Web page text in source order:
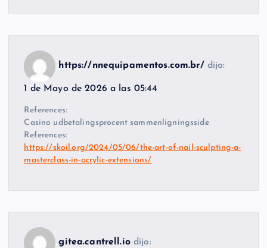
https://nnequipamentos.com.br/ dijo:
1 de Mayo de 2026 a las 05:44
References:
Casino udbetalingsprocent sammenligningsside
References:
https://skoil.org/2024/05/06/the-art-of-nail-sculpting-a-
masterclass-in-acrylic-extensions/
gitea.cantrell.io dijo: